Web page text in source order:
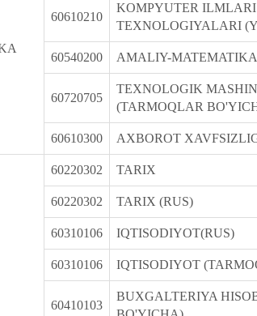
60610210
KOMPYUTER
TEXNOLOGIYALARI
60540200 AMALIY-MATEMATIKA
60720705
TEXNOLOGIK
(TARMOQLAR
60610300 AXBOROT
60220302 TARIX
60220302 TARIX (RUS)
60310106 IQTISODIYOT(RUS)
60310106 IQTISODIYOT
60410103
BUXGALTERIYA